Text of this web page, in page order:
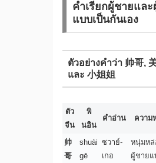
คำเรียกผู้ชายแล
แบบเป็นกันเอง
ตัวอย่างคำว่า 帅哥,
และ 小姐姐
ตัว
จีน
พิ
นอิน
คำอ่าน ความ
帅
哥
shuài
gē
ซวาย์-
เกอ
หนุ่มหล่
ผู้ชาย